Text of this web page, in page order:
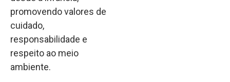
promovendo valores de
cuidado,
responsabilidade e
respeito ao meio
ambiente.